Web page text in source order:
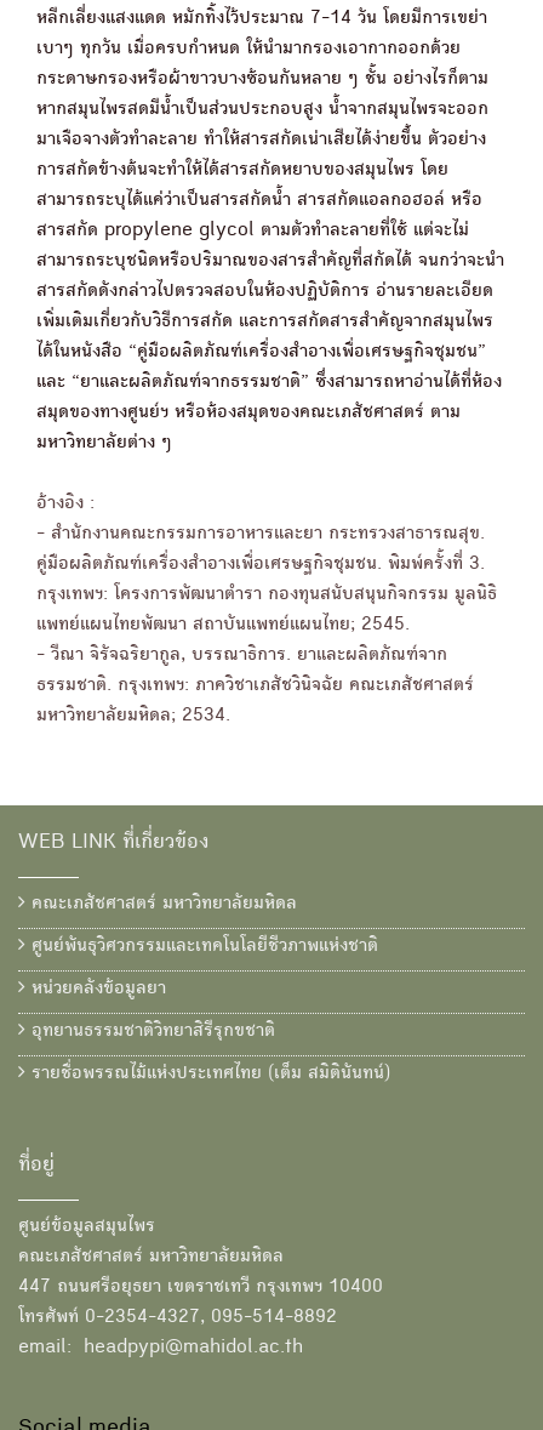
หลีกเลี่ยงแสงแดด หมักทิ้งไว้ประมาณ 7-14 วัน โดยมีการเขย่า
เบาๆ ทุกวัน เมื่อครบกำหนด ให้นำมากรองเอากากออกด้วย
กระดาษกรองหรือผ้าขาวบางซ้อนกันหลาย ๆ ชั้น อย่างไรก็ตาม
หากสมุนไพรสดมีน้ำเป็นส่วนประกอบสูง น้ำจากสมุนไพรจะออก
มาเจือจางตัวทำละลาย ทำให้สารสกัดเน่าเสียได้ง่ายขึ้น ตัวอย่าง
การสกัดข้างต้นจะทำให้ได้สารสกัดหยาบของสมุนไพร โดย
สามารถระบุได้แค่ว่าเป็นสารสกัดน้ำ สารสกัดแอลกอฮอล์ หรือ
สารสกัด propylene glycol ตามตัวทำละลายที่ใช้ แต่จะไม่
สามารถระบุชนิดหรือปริมาณของสารสำคัญที่สกัดได้ จนกว่าจะนำ
สารสกัดดังกล่าวไปตรวจสอบในห้องปฏิบัติการ อ่านรายละเอียด
เพิ่มเติมเกี่ยวกับวิธีการสกัด และการสกัดสารสำคัญจากสมุนไพร
ได้ในหนังสือ “คู่มือผลิตภัณฑ์เครื่องสำอางเพื่อเศรษฐกิจชุมชน”
และ “ยาและผลิตภัณฑ์จากธรรมชาติ” ซึ่งสามารถหาอ่านได้ที่ห้อง
สมุดของทางศูนย์ฯ หรือห้องสมุดของคณะเภสัชศาสตร์ ตาม
มหาวิทยาลัยต่าง ๆ
อ้างอิง :
- สำนักงานคณะกรรมการอาหารและยา กระทรวงสาธารณสุข.
คู่มือผลิตภัณฑ์เครื่องสำอางเพื่อเศรษฐกิจชุมชน. พิมพ์ครั้งที่ 3.
กรุงเทพฯ: โครงการพัฒนาตำรา กองทุนสนับสนุนกิจกรรม มูลนิธิ
แพทย์แผนไทยพัฒนา สถาบันแพทย์แผนไทย; 2545.
- วีณา จิรัจฉริยากูล, บรรณาธิการ. ยาและผลิตภัณฑ์จาก
ธรรมชาติ. กรุงเทพฯ: ภาควิชาเภสัชวินิจฉัย คณะเภสัชศาสตร์
มหาวิทยาลัยมหิดล; 2534.
WEB LINK ที่เกี่ยวข้อง
คณะเภสัชศาสตร์ มหาวิทยาลัยมหิดล
ศูนย์พันธุวิศวกรรมและเทคโนโลยีชีวภาพแห่งชาติ
หน่วยคลังข้อมูลยา
อุทยานธรรมชาติวิทยาสิรีรุกขชาติ
รายชื่อพรรณไม้แห่งประเทศไทย (เต็ม สมิตินันทน์)
ที่อยู่
ศูนย์ข้อมูลสมุนไพร
คณะเภสัชศาสตร์ มหาวิทยาลัยมหิดล
447 ถนนศรีอยุธยา เขตราชเทวี กรุงเทพฯ 10400
โทรศัพท์ 0-2354-4327, 095-514-8892
email: headpypi@mahidol.ac.th